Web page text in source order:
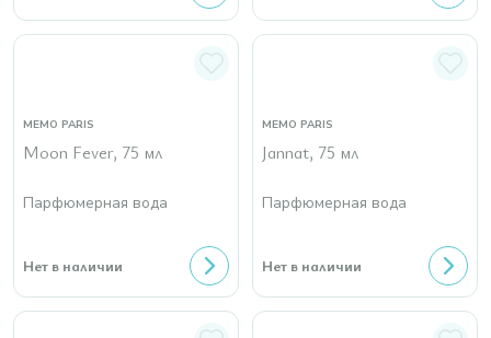
MEMO PARIS
Moon Fever, 75 мл
Парфюмерная вода
Нет в наличии
MEMO PARIS
Jannat, 75 мл
Парфюмерная вода
Нет в наличии